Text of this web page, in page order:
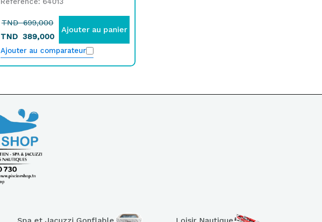
TND699,000
TND 389,000
Ajouter au panier
Ajouter au comparateur